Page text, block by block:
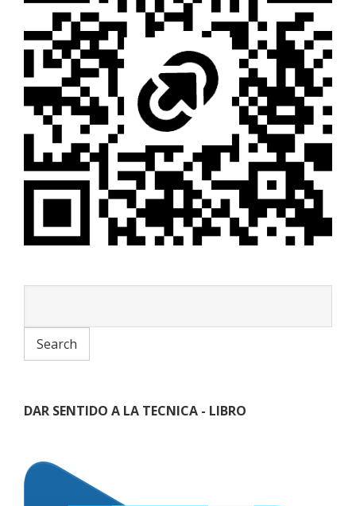
DAR SENTIDO A LA TECNICA - LIBRO